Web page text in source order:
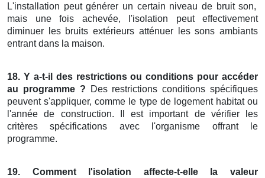
L'installation peut générer un certain niveau de bruit son,
mais une fois achevée, l'isolation peut effectivement
diminuer les bruits extérieurs atténuer les sons ambiants
entrant dans la maison.
18. Y a-t-il des restrictions ou conditions pour accéder
au programme ? Des restrictions conditions spécifiques
peuvent s'appliquer, comme le type de logement habitat ou
l'année de construction. Il est important de vérifier les
critères spécifications avec l'organisme offrant le
programme.
19. Comment l'isolation affecte-t-elle la valeur